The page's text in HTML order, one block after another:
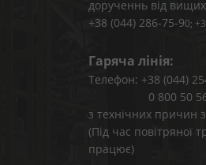
дорученнь від
+38 (044) 286-75-90;
Гаряча лінія:
Телефон: +38 (044)
0 800 50 56 46
з технічних причин
(Під час повітряної
працює)